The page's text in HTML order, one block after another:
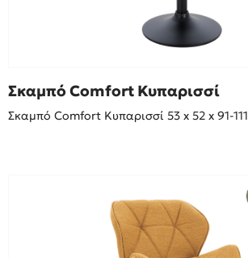
Σκαμπό Comfort Κυπαρισσί
Σκαμπό Comfort Κυπαρισσί 53 x 52 x 91-111